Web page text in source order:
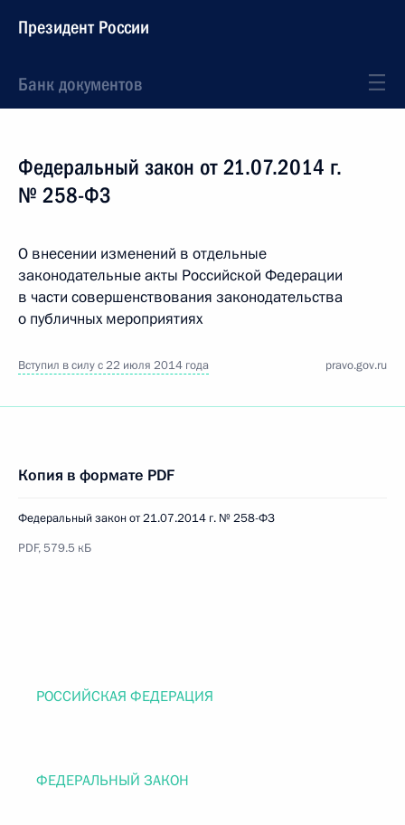
Президент России
Банк документов
Федеральный закон от 21.07.2014 г.
№ 258-ФЗ
О внесении изменений в отдельные
законодательные акты Российской Федерации
в части совершенствования законодательства
о публичных мероприятиях
Вступил в силу с 22 июля 2014 года pravo.gov.ru
Копия в формате PDF
Федеральный закон от 21.07.2014 г. № 258-ФЗ
PDF, 579.5 кБ
РОССИЙСКАЯ ФЕДЕРАЦИЯ
ФЕДЕРАЛЬНЫЙ ЗАКОН